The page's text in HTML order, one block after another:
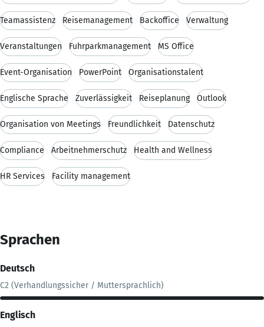
Teamassistenz Reisemanagement Backoffice Verwaltung
Veranstaltungen Fuhrparkmanagement MS Office
Event-Organisation PowerPoint Organisationstalent
Englische Sprache Zuverlässigkeit Reiseplanung Outlook
Organisation von Meetings Freundlichkeit Datenschutz
Compliance Arbeitnehmerschutz Health and Wellness
HR Services Facility management
Sprachen
Deutsch
C2 (Verhandlungssicher / Muttersprachlich)
Englisch